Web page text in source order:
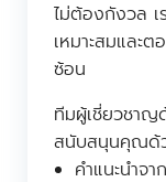
ไม่ต้องกังวล เ
เหมาะสมและ
ซ้อน
ทีมผู้เชี่ยวชาญ
สนับสนุนคุณด้
คำแนะนำจ